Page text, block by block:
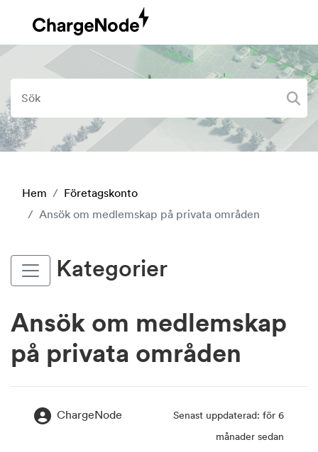
Hem
Företagskonto
Ansök om medlemskap på privata områden
Kategorier
Ansök om medlemskap
på privata områden
ChargeNode
Senast uppdaterad: för 6
månader sedan